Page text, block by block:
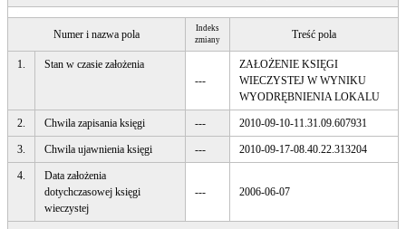
Numer i nazwa pola
Indeks
zmiany
Treść pola
1.
Stan w czasie założenia
---
ZAŁOŻENIE KSIĘGI
WIECZYSTEJ W WYNIKU
WYODRĘBNIENIA LOKALU
2. Chwila zapisania księgi --- 2010-09-10-11.31.09.607931
3. Chwila ujawnienia księgi --- 2010-09-17-08.40.22.313204
4.
Data założenia
dotychczasowej księgi
wieczystej
--- 2006-06-07